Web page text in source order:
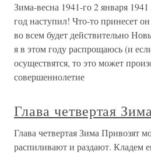
Зима-весна 1941-го 2 января
год наступил! Что-то принесет
во всем будет действительно
я в этом году распрощаюсь (и
осуществятся, то это может
совершеннолетие
Глава четвертая
Глава четвертая Зима Привозят
распиливают и раздают. Кладем